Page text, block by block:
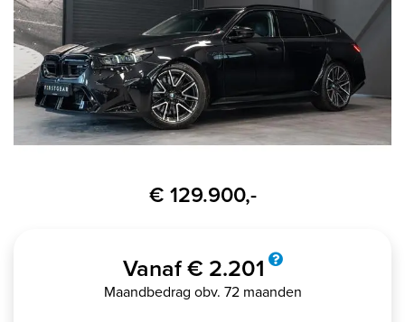
€ 129.900,-
Vanaf € 2.201
Maandbedrag obv. 72 maanden